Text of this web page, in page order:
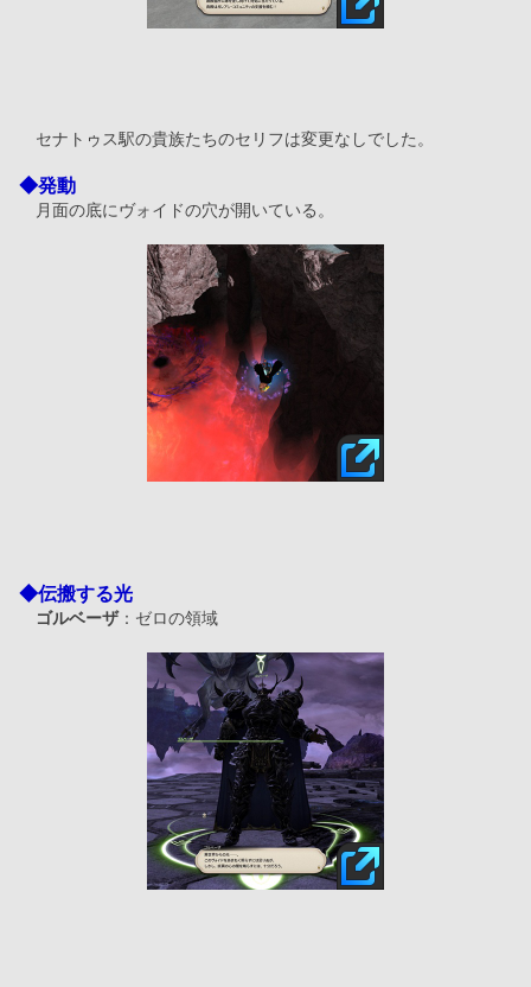
セナトゥス駅の貴族たちのセリフは変更なしでした。
◆発動
月面の底にヴォイドの穴が開いている。
◆伝搬する光
ゴルベーザ：ゼロの領域